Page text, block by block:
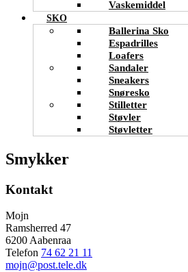
Vaskemiddel
SKO
Ballerina Sko
Espadrilles
Loafers
Sandaler
Sneakers
Snøresko
Stilletter
Støvler
Støvletter
Smykker
Kontakt
Mojn
Ramsherred 47
6200 Aabenraa
Telefon 74 62 21 11
mojn@post.tele.dk